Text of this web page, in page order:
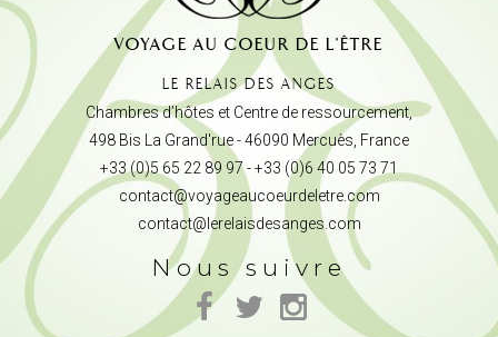
VOYAGE AU COEUR DE L'ÊTRE
LE RELAIS DES ANGES
Chambres d’hôtes et Centre de ressourcement,
498 Bis La Grand'rue - 46090 Mercuès, France
+33 (0)5 65 22 89 97 - +33 (0)6 40 05 73 71
contact@voyageaucoeurdeletre.com
contact@lerelaisdesanges.com
Nous suivre